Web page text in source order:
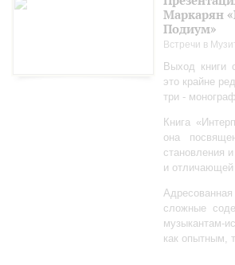
Маркарян
Подиум»
Встречи в
Выход книги
это крайне
три -
Книга
она
становления
и отличающей
сложные
музыкантам-
как опытным,